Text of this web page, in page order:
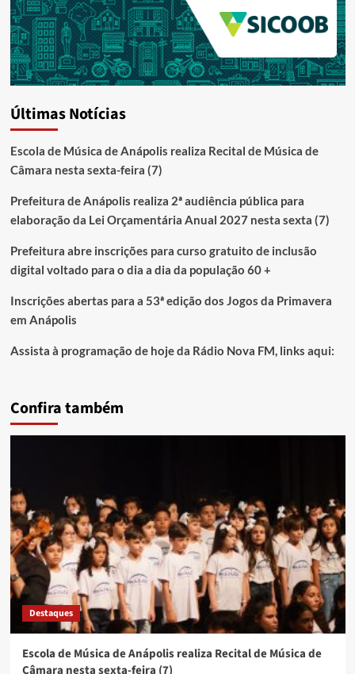
Últimas Notícias
Escola de Música de Anápolis realiza Recital de Música de
Câmara nesta sexta-feira (7)
Prefeitura de Anápolis realiza 2ª audiência pública para
elaboração da Lei Orçamentária Anual 2027 nesta sexta (7)
Prefeitura abre inscrições para curso gratuito de inclusão
digital voltado para o dia a dia da população 60 +
Inscrições abertas para a 53ª edição dos Jogos da Primavera
em Anápolis
Assista à programação de hoje da Rádio Nova FM, links aqui:
Confira também
Destaques
Escola de Música de Anápolis realiza Recital de Música de
Câmara nesta sexta-feira (7)